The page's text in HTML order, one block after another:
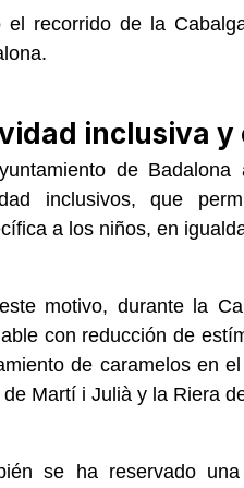
el recorrido de la
inclusiva y
de
inclusivos, que
a los niños, en
motivo, durante la
con reducción de
de caramelos en
Martí i Julià y la Riera
se ha reservado